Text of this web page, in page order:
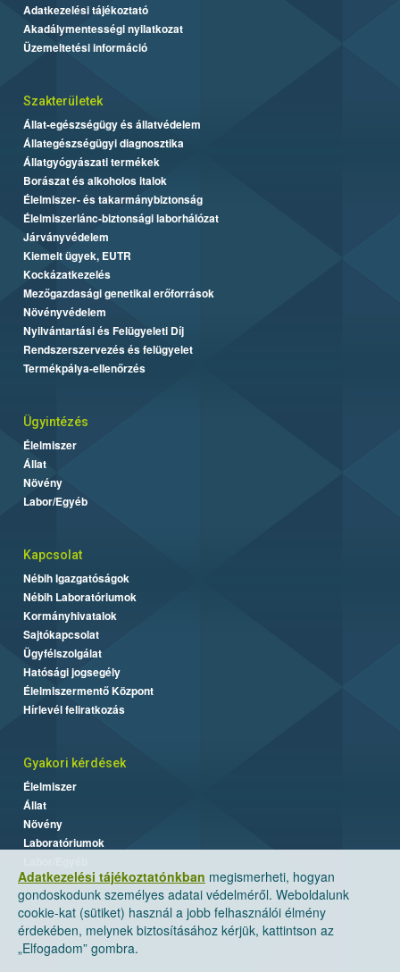
Adatkezelési tájékoztatónkban megismerheti, hogyan
gondoskodunk személyes adatai védelméről. Weboldalunk
cookie-kat (sütiket) használ a jobb felhasználói élmény
érdekében, melynek biztosításához kérjük, kattintson az
„Elfogadom” gombra.
Adatkezelési tájékoztató
Akadálymentességi nyilatkozat
Üzemeltetési információ
Szakterületek
Állat-egészségügy és állatvédelem
Állategészségügyi diagnosztika
Állatgyógyászati termékek
Borászat és alkoholos italok
Élelmiszer- és takarmánybiztonság
Élelmiszerlánc-biztonsági laborhálózat
Járványvédelem
Kiemelt ügyek, EUTR
Kockázatkezelés
Mezőgazdasági genetikai erőforrások
Növényvédelem
Nyilvántartási és Felügyeleti Díj
Rendszerszervezés és felügyelet
Termékpálya-ellenőrzés
Ügyintézés
Élelmiszer
Állat
Növény
Labor/Egyéb
Kapcsolat
Nébih Igazgatóságok
Nébih Laboratóriumok
Kormányhivatalok
Sajtókapcsolat
Ügyfélszolgálat
Hatósági jogsegély
Élelmiszermentő Központ
Hírlevél feliratkozás
Gyakori kérdések
Élelmiszer
Állat
Növény
Laboratóriumok